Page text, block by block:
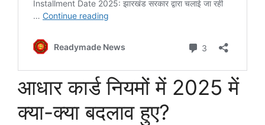
आधार कार्ड नियमों में 2025 में
क्या-क्या बदलाव हुए?